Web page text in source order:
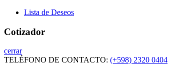
Lista de Deseos
Cotizador
cerrar
TELÉFONO DE CONTACTO: (+598) 2320 0404